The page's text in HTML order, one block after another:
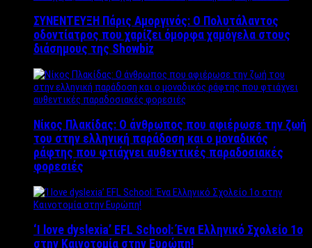
ΣΥΝΕΝΤΕΥΞΗ Πάρις Αμοργινός: O Πολυτάλαντος
οδοντίατρος που χαρίζει όμορφα χαμόγελα στους
διάσημους της Showbiz
Νίκος Πλακίδας: O άνθρωπος που αφιέρωσε την ζωή
του στην ελληνική παράδοση και ο μοναδικός
ράφτης που φτιάχνει αυθεντικές παραδοσιακές
φορεσιές
‘Ι love dyslexia’ EFL School: Ένα Ελληνικό Σχολείo 1ο
στην Καινοτομία στην Ευρώπη!